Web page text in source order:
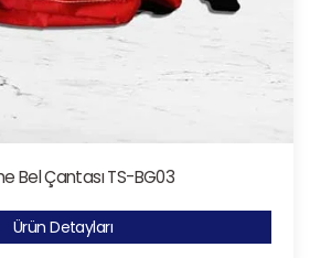
Bel Çantası TS-BG03
Ürün Detayları